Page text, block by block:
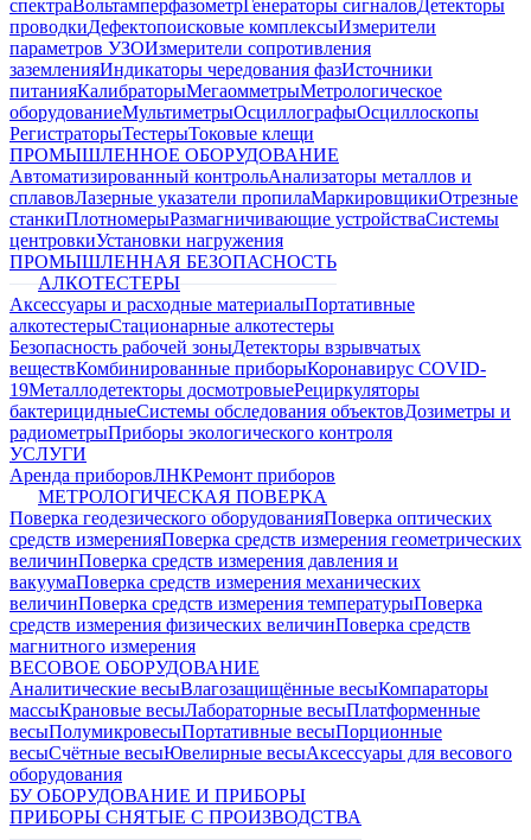
спектра Вольтамперфазометр Генераторы сигналовДетекторы
проводкиДефектопоисковые комплексыИзмерители
параметров УЗОИзмерители сопротивления
заземленияИндикаторы чередования фазИсточники
питанияКалибраторыМегаомметрыМетрологическое
оборудованиеМультиметрыОсциллографыОсциллоскопы
РегистраторыТестерыТоковые клещи
ПРОМЫШЛЕННОЕ ОБОРУДОВАНИЕ
Автоматизированный контрольАнализаторы металлов и
сплавовЛазерные указатели пропилаМаркировщикиОтрезные
станкиПлотномерыРазмагничивающие устройстваСистемы
центровкиУстановки нагружения
ПРОМЫШЛЕННАЯ БЕЗОПАСНОСТЬ
АЛКОТЕСТЕРЫ
Аксессуары и расходные материалыПортативные
алкотестерыСтационарные алкотестеры
Безопасность рабочей зоныДетекторы взрывчатых
веществКомбинированные приборыКоронавирус COVID-
19Металлодетекторы досмотровыеРециркуляторы
бактерицидныеСистемы обследования объектовДозиметры и
радиометрыПриборы экологического контроля
УСЛУГИ
Аренда приборовЛНКРемонт приборов
МЕТРОЛОГИЧЕСКАЯ ПОВЕРКА
Поверка геодезического оборудованияПоверка оптических
средств измеренияПоверка средств измерения геометрических
величинПоверка средств измерения давления и
вакуумаПоверка средств измерения механических
величинПоверка средств измерения температурыПоверка
средств измерения физических величинПоверка средств
магнитного измерения
ВЕСОВОЕ ОБОРУДОВАНИЕ
Аналитические весыВлагозащищённые весыКомпараторы
массыКрановые весыЛабораторные весыПлатформенные
весыПолумикровесыПортативные весыПорционные
весыСчётные весыЮвелирные весыАксессуары для весового
оборудования
БУ ОБОРУДОВАНИЕ И ПРИБОРЫ
ПРИБОРЫ СНЯТЫЕ С ПРОИЗВОДСТВА